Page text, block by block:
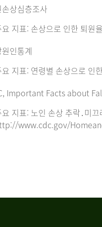
상심층조사
요 지표: 손상으로 인한 퇴원
인통계
요 지표: 연령별 손상으로 인
Important Facts about
요 지표: 노인 손상 추락․미
www.cdc.gov/